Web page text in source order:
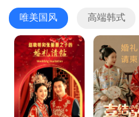
唯美国风 高端韩式